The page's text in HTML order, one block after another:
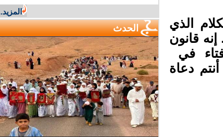
الذي
قانون
في
دعاة
المزيد...
الحدث